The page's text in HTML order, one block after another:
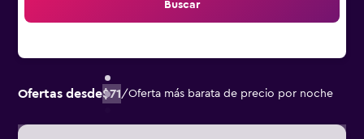
Buscar
Ofertas desde$71/Oferta más barata de precio por noche